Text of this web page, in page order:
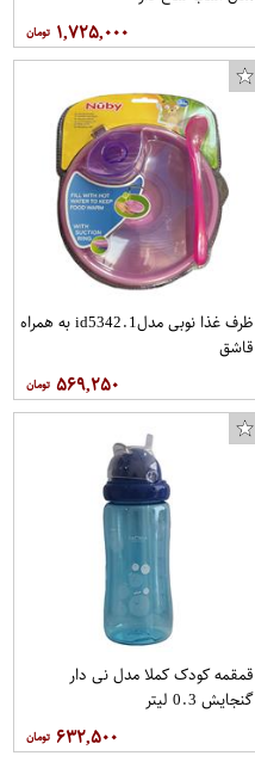
۱,۷۲۵,۰۰۰
ظرف غذا نوبی مدلid5342.1 به همراه
قاشق
۵۶۹,۲۵۰
قمقمه کودک کملا مدل نی دار
گنجایش 0.3 لیتر
۶۳۲,۵۰۰